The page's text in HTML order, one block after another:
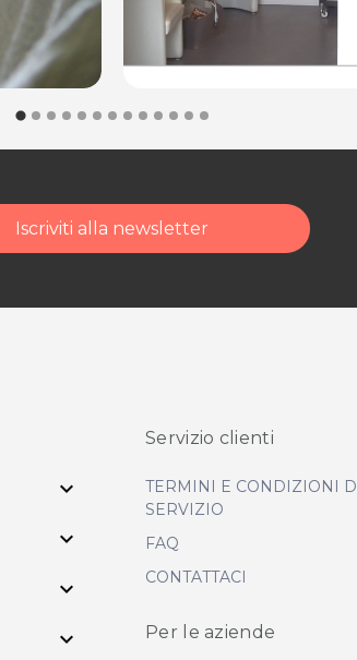
Iscriviti alla newsletter
expand_more
expand_more
expand_more
expand_more
Servizio clienti
TERMINI E CONDIZIONI
SERVIZIO
FAQ
CONTATTACI
Per le aziende